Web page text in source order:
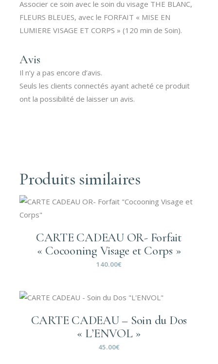
Associer ce soin avec le soin du visage THE BLANC,
FLEURS BLEUES, avec le FORFAIT « MISE EN
LUMIERE VISAGE ET CORPS » (120 min de Soin).
Avis
Il n’y a pas encore d’avis.
Seuls les clients connectés ayant acheté ce produit
ont la possibilité de laisser un avis.
Produits similaires
CARTE CADEAU OR- Forfait
« Cocooning Visage et Corps »
140.00€
CARTE CADEAU – Soin du Dos
« L’ENVOL »
45.00€